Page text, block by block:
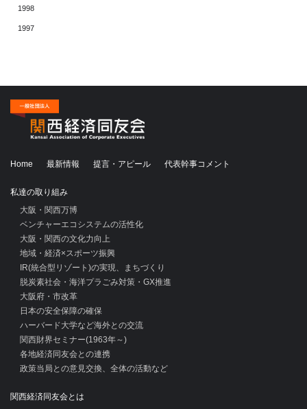
1998
1997
Home 最新情報 提言・アピール 代表幹事コメント
私達の取り組み
大阪・関西万博
ベンチャーエコシステムの活性化
大阪・関西の文化力向上
地域・経済×スポーツ振興
IR(統合型リゾート)の実現、まちづくり
脱炭素社会・海洋プラごみ対策・GX推進
大阪府・市改革
日本の安全保障の確保
ハーバード大学など海外との交流
関西財界セミナー(1963年～)
各地経済同友会との連携
政策当局との意見交換、全体の活動など
関西経済同友会とは